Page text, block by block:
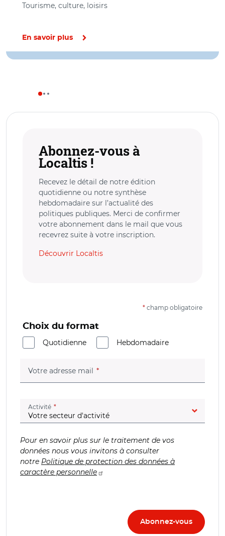
Tourisme, culture, loisirs
En savoir plus
Abonnez-vous à
Localtis !
Recevez le détail de notre édition
quotidienne ou notre synthèse
hebdomadaire sur l’actualité des
politiques publiques. Merci de confirmer
votre abonnement dans le mail que vous
recevrez suite à votre inscription.
Découvrir Localtis
* champ obligatoire
Choix du format
Quotidienne
Hebdomadaire
Votre adresse mail (champ obligatoire)
Activité (champ obligatoire)
Pour en savoir plus sur le traitement de vos
données nous vous invitons à consulter
notre Politique de protection des données à
caractère personnelle